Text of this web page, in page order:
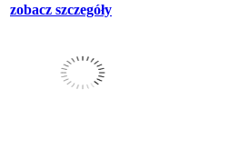
zobacz szczegóły